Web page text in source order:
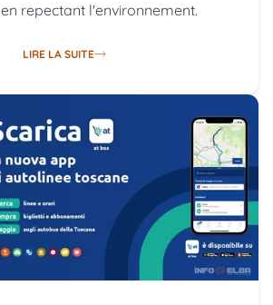
en repectant l'environnement.
LIRE LA SUITE